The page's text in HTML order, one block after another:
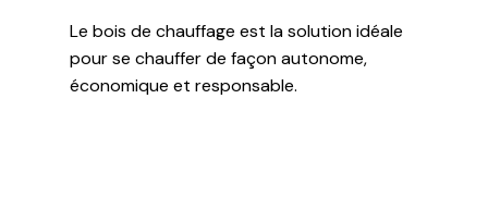
Le bois de chauffage est la solution idéale
pour se chauffer de façon autonome,
économique et responsable.